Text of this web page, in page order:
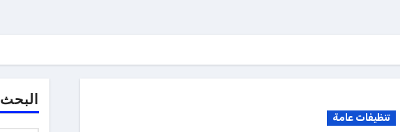
تنظيفات عامة
البحث